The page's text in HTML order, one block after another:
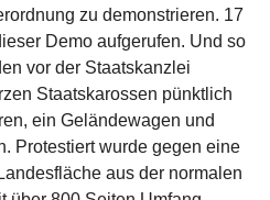
zu demonstrieren. 17
Demo aufgerufen. Und so
vor der Staatskanzlei
Staatskarossen pünktlich
ein Geländewagen und
Protestiert wurde gegen eine
aus der normalen